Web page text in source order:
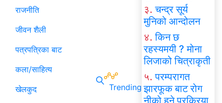
राजनीति
जीवन शैली
पत्रपत्रिका बाट
कला/साहित्य
खेलकुद
Trending
३. चन्द्र सूर्य
मुनिको आन्दोलन
४. किन छ
रहस्यमयी ? मोना
लिजाको चित्राकृती
५. परम्परागत
झारफूक बाट रोग
नीको हुने प्रक्रिया